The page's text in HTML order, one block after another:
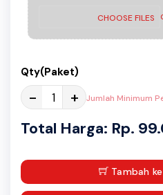
CHOOSE FILES
Qty(Paket)
- + Jumlah Minimum
Total Harga: Rp.
Tambah